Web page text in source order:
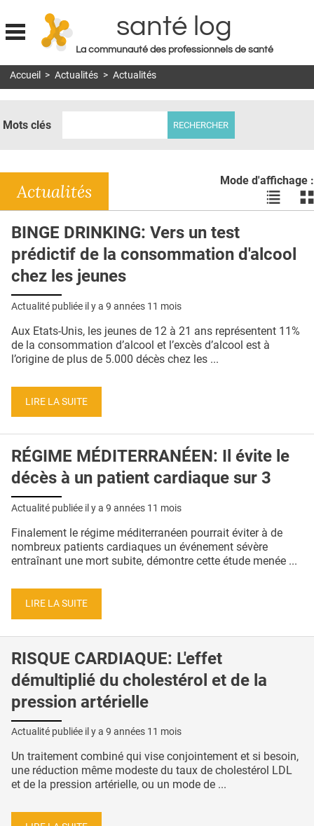
Jump to navigation
santé log
La communauté des professionnels de santé
MON COMPTE
DOSSIERS
RÉSEAUX
E-REVUE SAD
THÉMA
L'APP
PUBLICITÉ
CONTACT
Accueil > Actualités > Actualités
Mots clés
Mode d'affichage :
Voir
les
liste
les
Actualités
BINGE DRINKING: Vers un test
prédictif de la consommation d'alcool
chez les jeunes
Actualité publiée il y a 9 années 11 mois
Aux Etats-Unis, les jeunes de 12 à 21 ans représentent 11%
de la consommation d’alcool et l’excès d’alcool est à
l’origine de plus de 5.000 décès chez les ...
LIRE LA SUITE
RÉGIME MÉDITERRANÉEN: Il évite le
décès à un patient cardiaque sur 3
Actualité publiée il y a 9 années 11 mois
Finalement le régime méditerranéen pourrait éviter à de
nombreux patients cardiaques un événement sévère
entraînant une mort subite, démontre cette étude menée ...
LIRE LA SUITE
RISQUE CARDIAQUE: L'effet
démultiplié du cholestérol et de la
pression artérielle
Actualité publiée il y a 9 années 11 mois
Un traitement combiné qui vise conjointement et si besoin,
une réduction même modeste du taux de cholestérol LDL
et de la pression artérielle, ou un mode de ...